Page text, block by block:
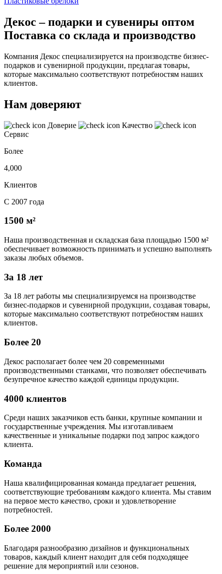
Декос – подарки и сувениры оптом
Поставка со склада и производство
Компания Декос специализируется на производстве бизнес-
подарков и сувенирной продукции, предлагая товары,
которые максимально соответствуют потребностям наших
клиентов.
Нам доверяют
Доверие
Качество
Сервис
Более
4,000
Клиентов
С 2007 года
1500 м²
Наша производственная и складская база площадью 1500 м²
обеспечивает возможность принимать и успешно выполнять
заказы любых объемов.
За 18 лет
За 18 лет работы мы специализируемся на производстве
бизнес-подарков и сувенирной продукции, создавая товары,
которые максимально соответствуют потребностям наших
клиентов.
Более 20
Декос располагает более чем 20 современными
производственными станками, что позволяет обеспечивать
безупречное качество каждой единицы продукции.
4000 клиентов
Среди наших заказчиков есть банки, крупные компании и
государственные учреждения. Мы изготавливаем
качественные и уникальные подарки под запрос каждого
клиента.
Команда
Наша квалифицированная команда предлагает решения,
соответствующие требованиям каждого клиента. Мы ставим
на первое место качество, сроки и удовлетворение
потребностей.
Более 2000
Благодаря разнообразию дизайнов и функциональных
товаров, каждый клиент находит для себя подходящее
решение для мероприятий или сезонов.